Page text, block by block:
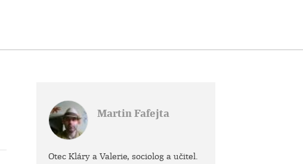
Martin Fafejta
Otec Kláry a Valerie, sociolog a učitel.